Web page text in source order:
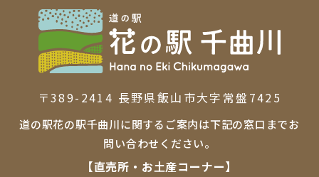
〒389-2414 ⻑野県飯⼭市⼤字常盤7425
道の駅花の駅千曲川に関するご案内は下記の窓口までお
問い合わせください。
【直売所・お⼟産コーナー】